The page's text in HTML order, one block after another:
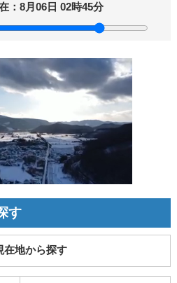
：8月06日 02時45分
す
在地から探す